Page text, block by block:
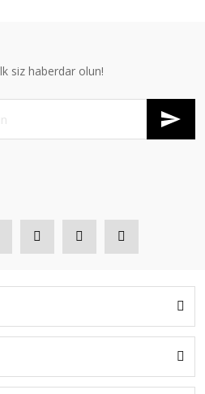
siz haberdar olun!